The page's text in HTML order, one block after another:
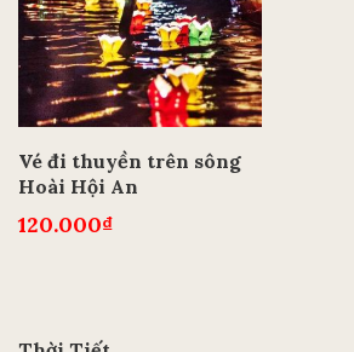
Vé đi thuyền trên sông
Hoài Hội An
120.000₫